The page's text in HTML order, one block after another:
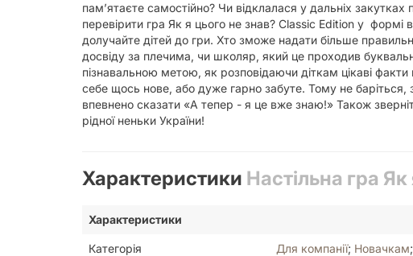
пам’ятаєте самостійно? Чи відклалася у дальніх закутках
перевірити гра Як я цього не знав? Classic Edition у формі
долучайте дітей до гри. Хто зможе надати більше
досвіду за плечима, чи школяр, який це проходив
пізнавальною метою, як розповідаючи діткам цікаві
себе щось нове, або дуже гарно забуте. Тому не баріться,
впевнено сказати «А тепер - я це вже знаю!» Також
рідної неньки України!
Характеристики Настільна гра
Характеристики
Категорія Для компанії; Новачкам;